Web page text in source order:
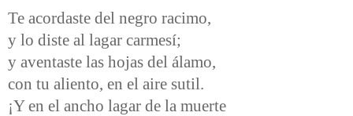
Te acordaste del negro racimo,
y lo diste al lagar carmesí;
y aventaste las hojas del álamo,
con tu aliento, en el aire sutil.
¡Y en el ancho lagar de la muerte